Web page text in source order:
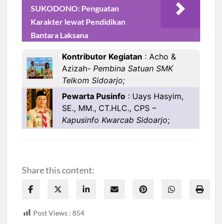
SUKODONO: Penguatan
Karakter lewat Pendidikan
Bantara Laksana
Kontributor Kegiatan : Acho &
Azizah- Pembina Satuan SMK
Telkom Sidoarjo;
Pewarta Pusinfo : Uays Hasyim,
SE., MM., CT.HLC., CPS–
Kapusinfo Kwarcab Sidoarjo;
Share this content:
Post Views : 854